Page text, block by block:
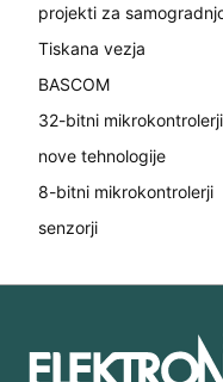
projekti za
Tiskana vezja
BASCOM
32-bitni mikrokontrolerji
nove tehnologije
8-bitni mikrokontrolerji
senzorji